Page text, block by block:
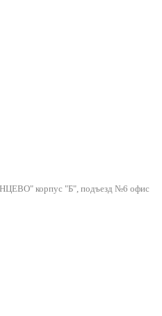
корпус "Б", подъезд №6 офис